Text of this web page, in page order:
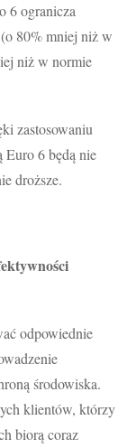
6 ogranicza
80% mniej niż w
niż w normie
zastosowaniu
Euro 6 będą nie
droższe.
odpowiednie
środowiska.
klientów, którzy
biorą coraz